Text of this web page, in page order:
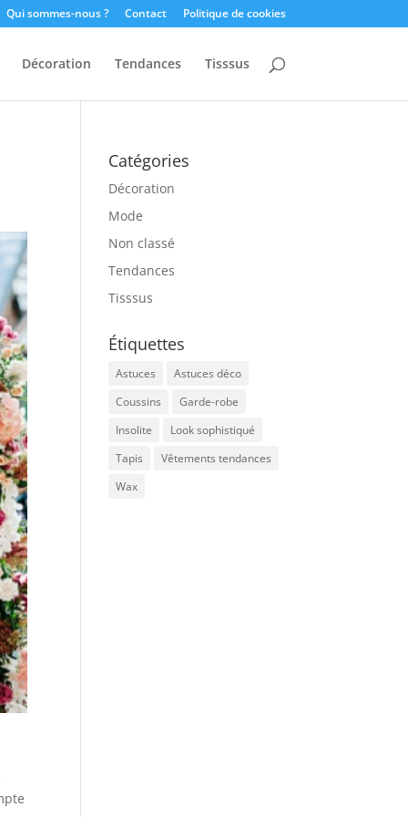
Qui sommes-nous ? Contact Politique de cookies
Décoration Tendances Tisssus
Catégories
Décoration
Mode
Non classé
Tendances
Tisssus
Étiquettes
Astuces
Astuces déco
Coussins
Garde-robe
Insolite
Look sophistiqué
Tapis
Vêtements tendances
Wax